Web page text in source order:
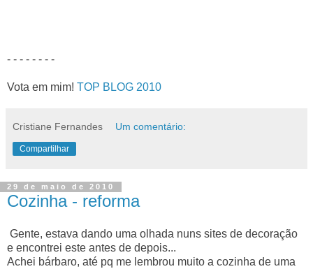
- - - - - - - -
Vota em mim! TOP BLOG 2010
Cristiane Fernandes Um comentário:
Compartilhar
29 de maio de 2010
Cozinha - reforma
Gente, estava dando uma olhada nuns sites de decoração
e encontrei este antes de depois...
Achei bárbaro, até pq me lembrou muito a cozinha de uma